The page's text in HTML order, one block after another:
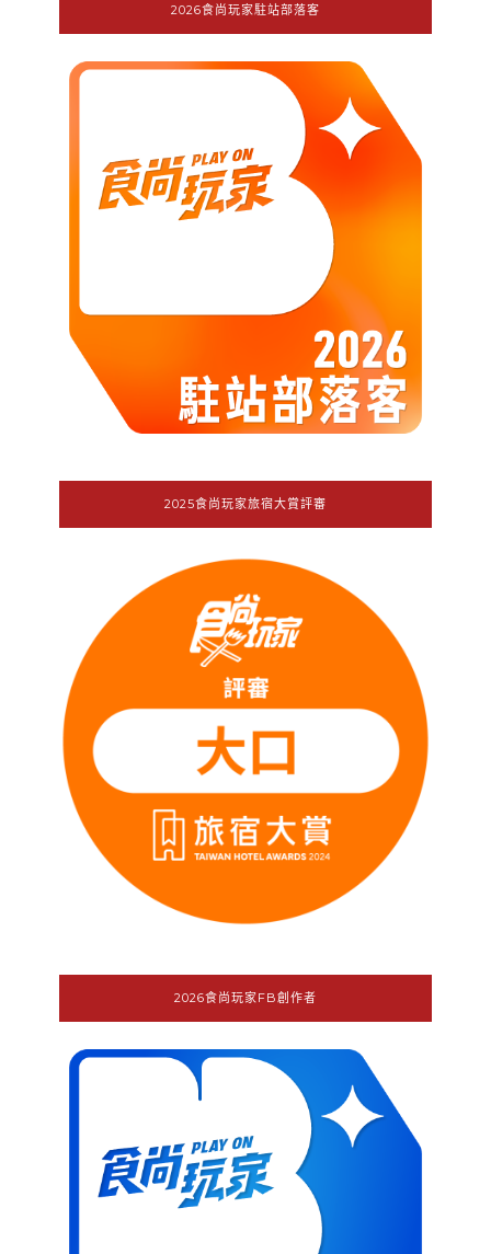
2026食尚玩家駐站部落客
2025食尚玩家旅宿大賞評審
2026食尚玩家FB創作者